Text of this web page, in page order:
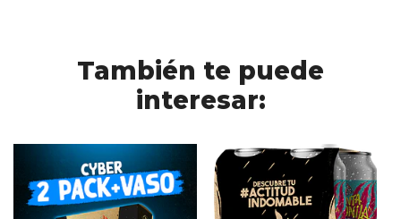
También te puede
interesar: